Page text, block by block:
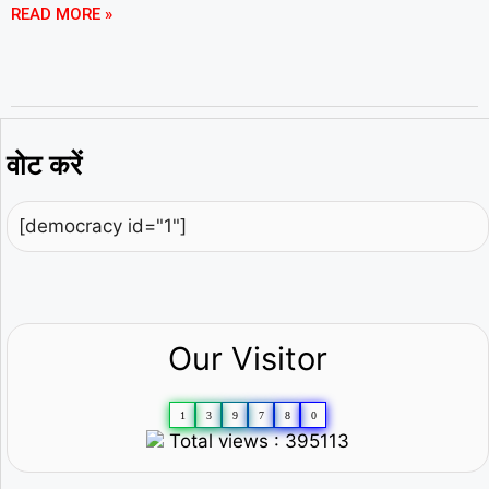
READ MORE »
वोट करें
[democracy id="1"]
Our Visitor
1 3 9 7 8 0
Total views : 395113